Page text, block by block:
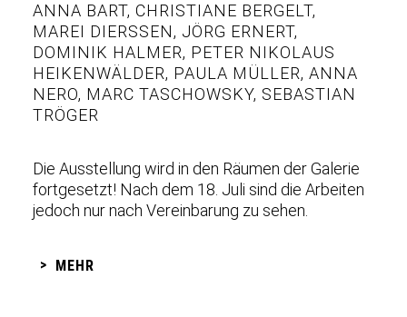
ANNA BART, CHRISTIANE BERGELT,
MAREI DIERSSEN
, JÖRG ERNERT,
DOMINIK HALMER, PETER NIKOLAUS
HEIKENWÄLDER, PAULA MÜLLER, ANNA
NERO, MARC TASCHOWSKY, SEBASTIAN
TRÖGER
Die Ausstellung wird in den Räumen der Galerie
fortgesetzt! Nach dem 18. Juli sind die Arbeiten
jedoch nur nach Vereinbarung zu sehen.
MEHR